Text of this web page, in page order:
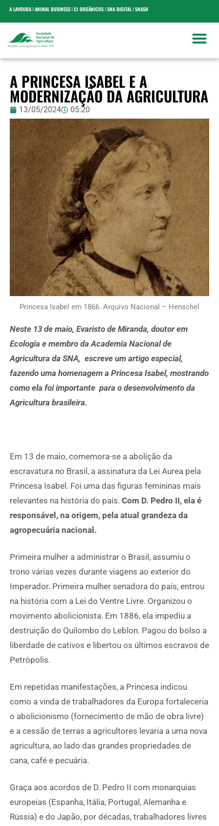
A LAVOURA ANIMAL BUSINESS CI ORGÂNICOS SNA DIGITAL SNASH
A PRINCESA ISABEL E A
MODERNIZAÇÃO DA AGRICULTURA
13/05/2024 05:20
Princesa Isabel em 1866. Arquivo Nacional – Henschel
Neste 13 de maio, Evaristo de Miranda, doutor em
Ecologia e membro da Academia Nacional de
Agricultura da SNA, escreve um artigo especial,
fazendo uma homenagem a Princesa Isabel, mostrando
como ela foi importante para o desenvolvimento da
Agricultura brasileira.
Em 13 de maio, comemora-se a abolição da
escravatura no Brasil, a assinatura da Lei Aurea pela
Princesa Isabel. Foi uma das figuras femininas mais
relevantes na história do país. Com D. Pedro II, ela é
responsável, na origem, pela atual grandeza da
agropecuária nacional.
Primeira mulher a administrar o Brasil, assumiu o
trono várias vezes durante viagens ao exterior do
Imperador. Primeira mulher senadora do país, entrou
na história com a Lei do Ventre Livre. Organizou o
movimento abolicionista. Em 1886, ela impediu a
destruição do Quilombo do Leblon. Pagou do bolso a
liberdade de cativos e libertou os últimos escravos de
Petrópolis.
Em repetidas manifestações, a Princesa indicou
como a vinda de trabalhadores da Europa fortaleceria
o abolicionismo (fornecimento de mão de obra livre)
e a cessão de terras a agricultores levaria a uma nova
agricultura, ao lado das grandes propriedades de
cana, café e pecuária.
Graça aos acordos de D. Pedro II com monarquias
europeias (Espanha, Itália, Portugal, Alemanha e
Rússia) e do Japão, por décadas, trabalhadores livres